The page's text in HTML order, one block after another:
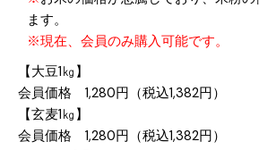
ます。
※現在、会員のみ購入可能です。
【大豆1㎏】
会員価格 1,280円（税込1,382円）
【玄麦1㎏】
会員価格 1,280円（税込1,382円）